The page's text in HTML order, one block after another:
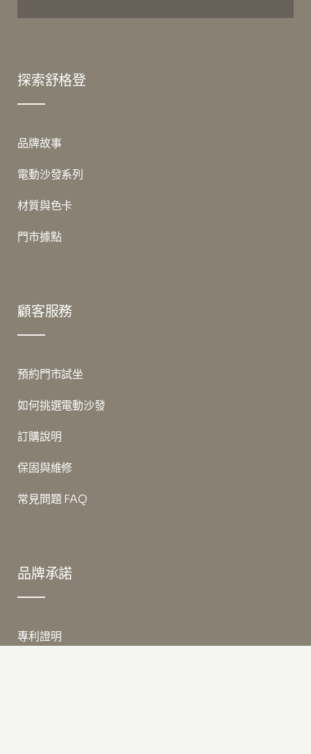
探索舒格登
品牌故事
電動沙發系列
材質與色卡
門市據點
顧客服務
預約門市試坐
如何挑選電動沙發
訂購說明
保固與維修
常見問題 FAQ
品牌承諾
專利證明